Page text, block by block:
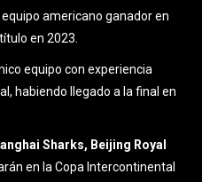
americano ganador en
en 2023.
equipo con experiencia
habiendo llegado a la final en
Sharks, Beijing Royal
en la Copa Intercontinental